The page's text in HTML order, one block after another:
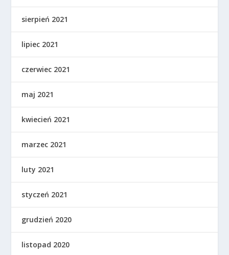
sierpień 2021
lipiec 2021
czerwiec 2021
maj 2021
kwiecień 2021
marzec 2021
luty 2021
styczeń 2021
grudzień 2020
listopad 2020